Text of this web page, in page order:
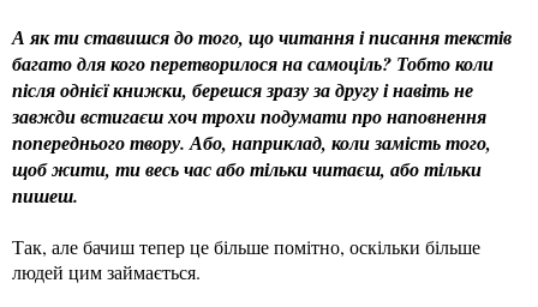
А як ти ставишся до того, що читання і писання текстів
багато для кого перетворилося на самоціль? Тобто коли
після однієї книжки, берешся зразу за другу і навіть не
завжди встигаєш хоч трохи подумати про наповнення
попереднього твору. Або, наприклад, коли замість того,
щоб жити, ти весь час або тільки читаєш, або тільки
пишеш.
Так, але бачиш тепер це більше помітно, оскільки більше
людей цим займається.